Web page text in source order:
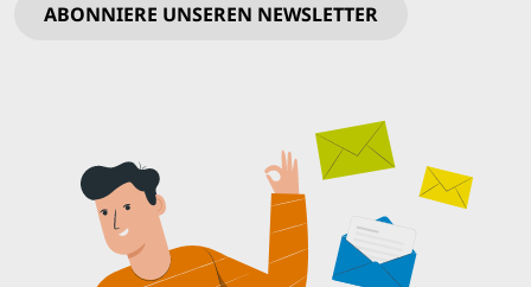
ABONNIERE UNSEREN NEWSLETTER